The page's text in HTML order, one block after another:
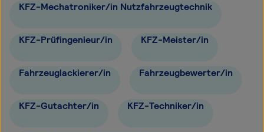
KFZ-Mechatroniker/in Nutzfahrzeugtechnik
KFZ-Prüfingenieur/in KFZ-Meister/in
Fahrzeuglackierer/in Fahrzeugbewerter/in
KFZ-Gutachter/in KFZ-Techniker/in